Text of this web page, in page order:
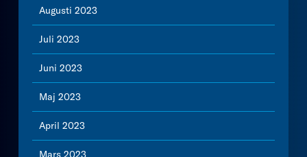
Augusti 2023
Juli 2023
Juni 2023
Maj 2023
April 2023
Mars 2023